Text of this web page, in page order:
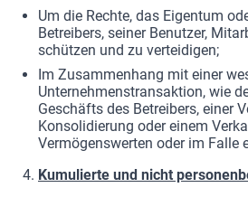
Um die Rechte, das Eigentum
Betreibers, seiner Benutzer,
schützen und zu verteidigen;
Im Zusammenhang mit einer
Unternehmenstransaktion, wie
Geschäfts des Betreibers, einer
Konsolidierung oder einem
Vermögenswerten oder im Falle
Kumulierte und nicht